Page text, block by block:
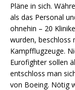
Pläne in sich.
als das Personal
ohnehin – 20
wurden, beschloss
Kampfflugzeuge.
Eurofighter sollen
entschloss man
von Boeing. Nötig